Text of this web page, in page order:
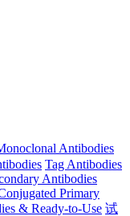
Antibodies
Tag Antibodies
Antibodies
Primary
& Ready-to-Use 试